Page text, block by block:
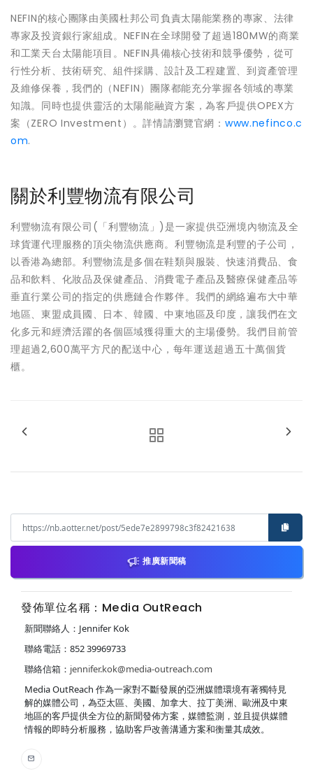
NEFIN的核心團隊由美國杜邦公司負責太陽能業務的專家、法律
專家及投資銀行家組成。NEFIN在全球開發了超過180MW的商業
和工業天台太陽能項目。NEFIN具備核心技術和競爭優勢，從可
行性分析、技術研究、組件採購、設計及工程建置、到資產管理
及維修保養，我們的（NEFIN）團隊都能充分掌握各領域的專業
知識。同時也提供靈活的太陽能融資方案，為客戶提供OPEX方
案（ZERO Investment）。詳情請瀏覽官網： www.nefinco.c
om.
關於利豐物流有限公司
利豐物流有限公司(「利豐物流」)是一家提供亞洲境內物流及全
球貨運代理服務的頂尖物流供應商。利豐物流是利豐的子公司，
以香港為總部。利豐物流是多個在鞋類與服裝、快速消費品、食
品和飲料、化妝品及保健產品、消費電子產品及醫療保健產品等
垂直行業公司的指定的供應鏈合作夥伴。我們的網絡遍布大中華
地區、東盟成員國、日本、韓國、中東地區及印度，讓我們在文
化多元和經濟活躍的各個區域獲得重大的主場優勢。我們目前管
理超過2,600萬平方尺的配送中心，每年運送超過五十萬個貨
櫃。
推廣新聞稿
發佈單位名稱：Media OutReach
新聞聯絡人：Jennifer Kok
聯絡電話：852 39969733
聯絡信箱： jennifer.kok@media-outreach.com
Media OutReach 作為一家對不斷發展的亞洲媒體環境有著獨特見
解的媒體公司，為亞太區、美國、加拿大、拉丁美洲、歐洲及中東
地區的客戶提供全方位的新聞發佈方案，媒體監測，並且提供媒體
情報的即時分析服務，協助客戶改善溝通方案和衡量其成效。